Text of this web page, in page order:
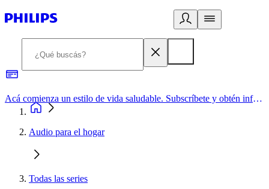
Acá comienza un estilo de vida saludable. Subscríbete y obtén información de primera mano
Audio para el hogar
Todas las series